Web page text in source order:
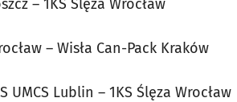
– 1KS Ślęza Wrocław
– Wisła Can-Pack Kraków
UMCS Lublin – 1KS Ślęza Wrocław